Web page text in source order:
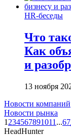
HR-беседы
Что
Как
и
13 ноября
Новости компаний
Новости рынка
1 234567891011 ...67
HeadHunter